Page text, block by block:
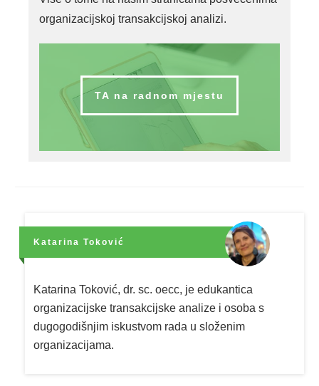
organizacijskoj transakcijskoj analizi.
TA na radnom mjestu
Katarina Toković
Katarina Toković, dr. sc. oecc, je edukantica
organizacijske transakcijske analize i osoba s
dugogodišnjim iskustvom rada u složenim
organizacijama.